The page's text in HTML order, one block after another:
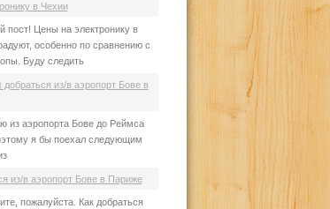
в Чехии
пост! Цены на электронику в
особенно по сравнению с
Буду следить
добраться из/в аэропорт Бове в
из аэропорта Бове до Реймса
я бы поехал следующим
из/в аэропорт Бове в Париже
пожалуйста. Как добраться